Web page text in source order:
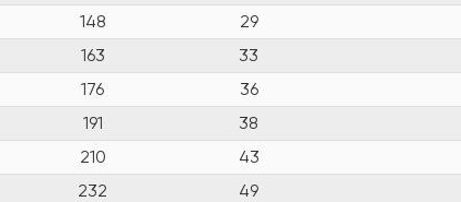
148 29
163 33
176 36
191 38
210 43
232 49